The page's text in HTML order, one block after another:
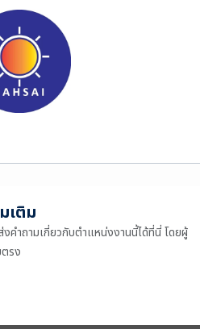
เติม
คำถามเกี่ยวกับตำแหน่งงานนี้ได้ที่นี่ โดยผู้
รง